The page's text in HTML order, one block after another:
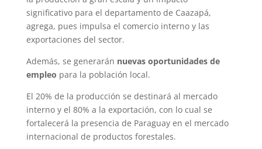
significativo para el departamento de Caazapá,
agrega, pues impulsa el comercio interno y las
exportaciones del sector.
Además, se generarán nuevas oportunidades de
empleo para la población local.
El 20% de la producción se destinará al mercado
interno y el 80% a la exportación, con lo cual se
fortalecerá la presencia de Paraguay en el mercado
internacional de productos forestales.